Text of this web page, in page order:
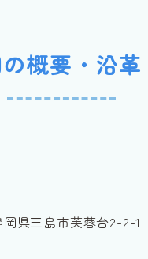
概要・沿革
岡県三島市芙蓉台2-2-1